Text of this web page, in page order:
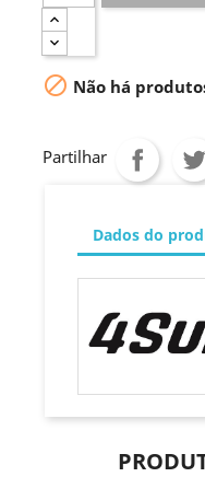
 Não há
Partilhar
Dados do